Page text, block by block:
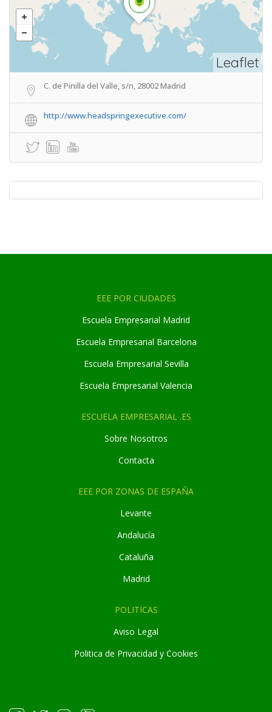
Leaflet
C. de Pinilla del Valle, s/n, 28002 Madrid
http://www.headspringexecutive.com/
EEE POR CIUDADES
Escuela Empresarial Madrid
Escuela Empresarial Barcelona
Escuela Empresarial Sevilla
Escuela Empresarial Valencia
ESCUELA EMPRESARIAL .ES
Sobre Nosotros
Contacta
EEE POR ZONAS DE ESPAÑA
Levante
Andalucía
Cataluña
Madrid
POLITICAS
Aviso Legal
Politica de Privacidad y Cookies